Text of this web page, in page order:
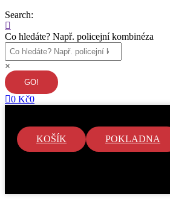
Search:
Co hledáte? Např. policejní kombinéza
×
0 Kč0
KOŠÍK POKLADNA